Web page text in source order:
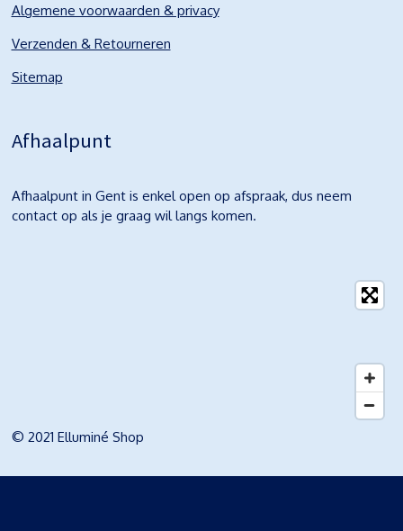
Algemene voorwaarden & privacy
Verzenden & Retourneren
Sitemap
Afhaalpunt
Afhaalpunt in Gent is enkel open op afspraak, dus neem
contact op als je graag wil langs komen.
© 2021 Elluminé Shop